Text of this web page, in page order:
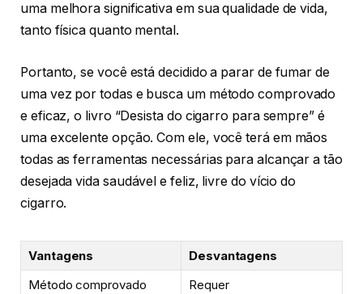
uma melhora significativa em sua qualidade de vida,
tanto física quanto mental.
Portanto, se você está decidido a parar de fumar de
uma vez por todas e busca um método comprovado
e eficaz, o livro “Desista do cigarro para sempre” é
uma excelente opção. Com ele, você terá em mãos
todas as ferramentas necessárias para alcançar a tão
desejada vida saudável e feliz, livre do vício do
cigarro.
Vantagens
Desvantagens
Método comprovado
Requer